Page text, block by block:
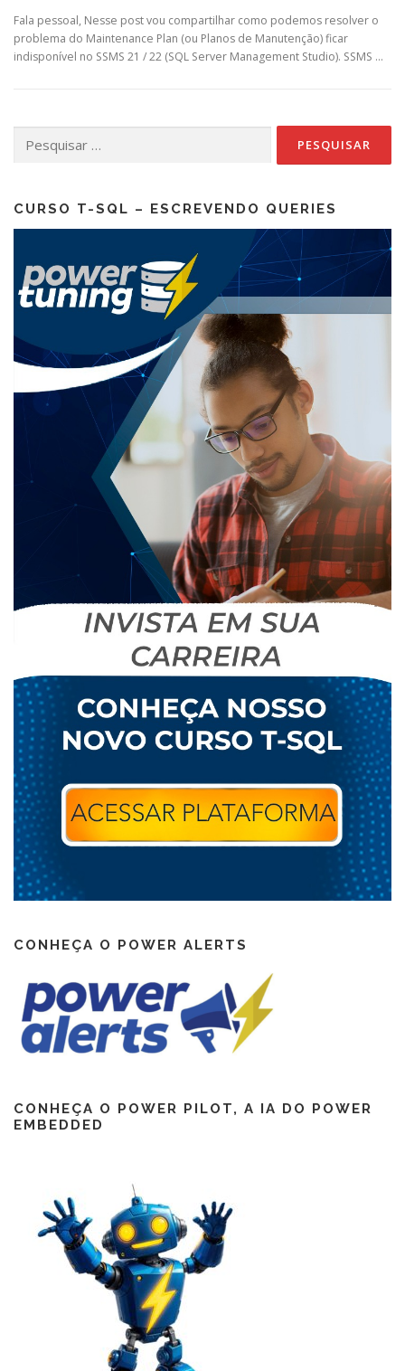
Fala pessoal, Nesse post vou compartilhar como podemos resolver o
problema do Maintenance Plan (ou Planos de Manutenção) ficar
indisponível no SSMS 21 / 22 (SQL Server Management Studio). SSMS …
por:
CURSO T-SQL – ESCREVENDO QUERIES
CONHEÇA O POWER ALERTS
CONHEÇA O POWER PILOT, A IA DO POWER
EMBEDDED